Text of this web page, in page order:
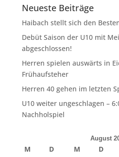
Neueste Beiträge
Haibach stellt sich den
Debüt Saison der U10 mit
abgeschlossen!
Herren spielen auswärts in
Frühaufsteher
Herren 40 gehen im letzten
U10 weiter ungeschlagen –
Nachholspiel
August
M D M D